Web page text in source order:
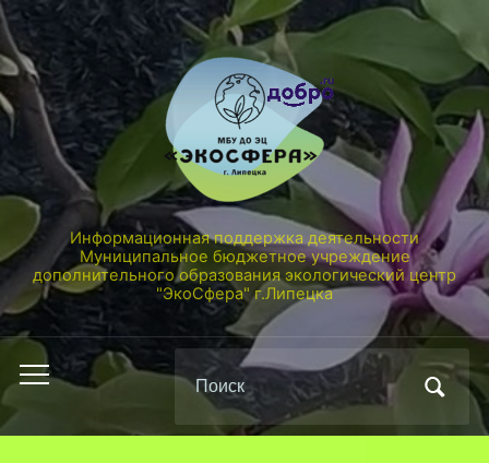
Информационная поддержка деятельности
Муниципальное бюджетное учреждение
дополнительного образования экологический центр
"ЭкоСфера" г.Липецка
Переключить
меню
Поиск
по: